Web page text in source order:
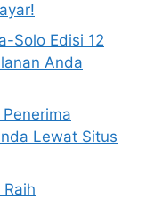
Solo Edisi 12
Anda
Lewat Situs